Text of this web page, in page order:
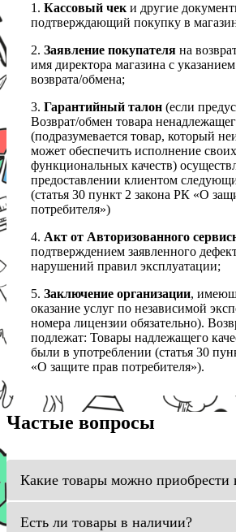
1. Кассовый чек и другие
подтверждающий покупку в
2. Заявление покупателя на
имя директора магазина с
возврата/обмена;
3. Гарантийный талон (если
Возврат/обмен товара
(подразумевается товар, который
может обеспечить исполнение своих
функциональных качеств)
предоставлении клиентом
(статья 30 пункт 2 закона РК «О
потребителя»)
4. Акт от Авторизованного
подтверждением заявленного
нарушений правил эксплуатации;
5. Заключение организации,
оказание услуг по независимой
номера лицензии обязательно).
подлежат: Товары надлежащего
были в употреблении (статья 30
«О защите прав потребителя»).
Частые вопросы
Какие товары можно приобрести
Есть ли товары в наличии?